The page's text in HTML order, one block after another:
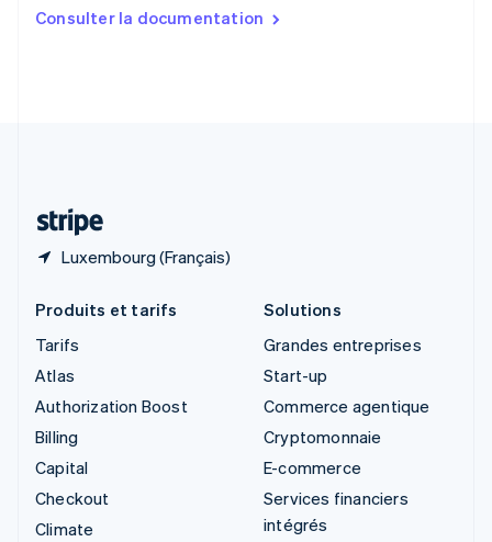
Consulter la documentation
Luxembourg (Français)
English
Produits et tarifs
Tarifs
Atlas
Authorization Boost
Billing
Capital
Checkout
Climate
Solutions
Grandes entreprises
Start-up
Commerce agentique
Cryptomonnaie
E-commerce
Services financiers
intégrés